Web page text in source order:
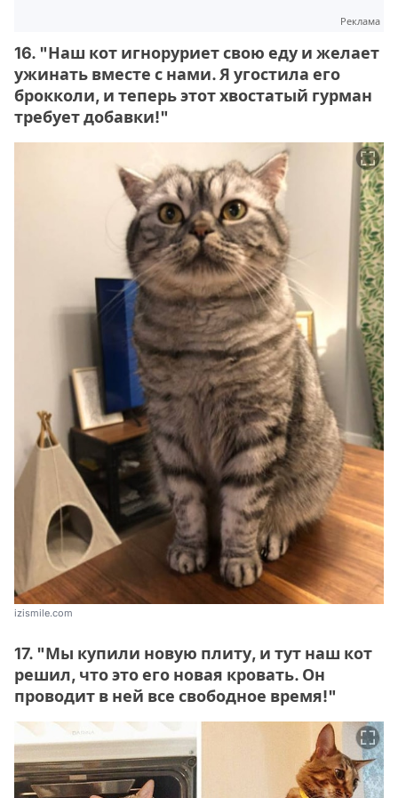
Реклама
16. "Наш кот игноруриет свою еду и желает
ужинать вместе с нами. Я угостила его
брокколи, и теперь этот хвостатый гурман
требует добавки!"
izismile.com
17. "Мы купили новую плиту, и тут наш кот
решил, что это его новая кровать. Он
проводит в ней все свободное время!"